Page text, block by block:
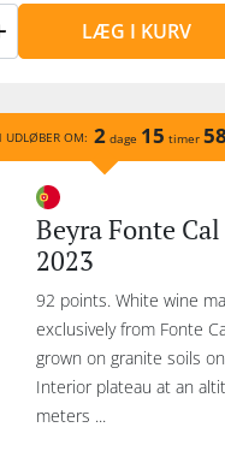
LÆG I KURV
UDLØBER OM: 2 dage 15 timer 58
Beyra Fonte
2023
92 points. White wine
exclusively from Fonte
grown on granite soils
Interior plateau at an
meters ...